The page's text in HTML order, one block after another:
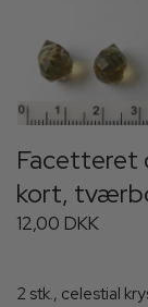
Facetteret
kort,
12,00 DKK
2 stk., celestial